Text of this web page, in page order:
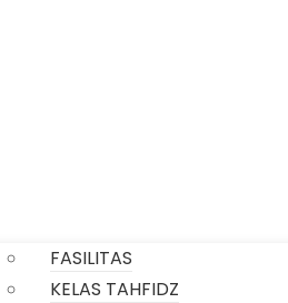
FASILITAS
KELAS TAHFIDZ